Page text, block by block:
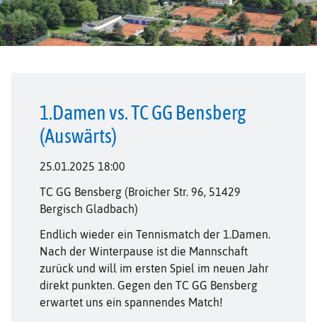
1.Damen vs. TC GG Bensberg
(Auswärts)
25.01.2025 18:00
TC GG Bensberg (Broicher Str. 96, 51429
Bergisch Gladbach)
Endlich wieder ein Tennismatch der 1.Damen.
Nach der Winterpause ist die Mannschaft
zurück und will im ersten Spiel im neuen Jahr
direkt punkten. Gegen den TC GG Bensberg
erwartet uns ein spannendes Match!